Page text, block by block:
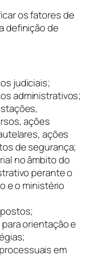
os fatores de
definição de
judiciais;
administrativos;
ações
ações
de segurança;
no âmbito do
perante o
e o ministério
orientação e
em